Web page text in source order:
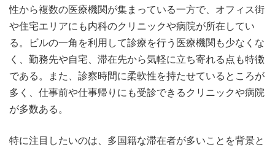
性から複数の医療機関が集まっている一方で、オフィス街
や住宅エリアにも内科のクリニックや病院が所在してい
る。ビルの一角を利用して診療を行う医療機関も少なくな
く、勤務先や自宅、滞在先から気軽に立ち寄れる点も特徴
である。また、診察時間に柔軟性を持たせているところが
多く、仕事前や仕事帰りにも受診できるクリニックや病院
が多数ある。
特に注目したいのは、多国籍な滞在者が多いことを背景と